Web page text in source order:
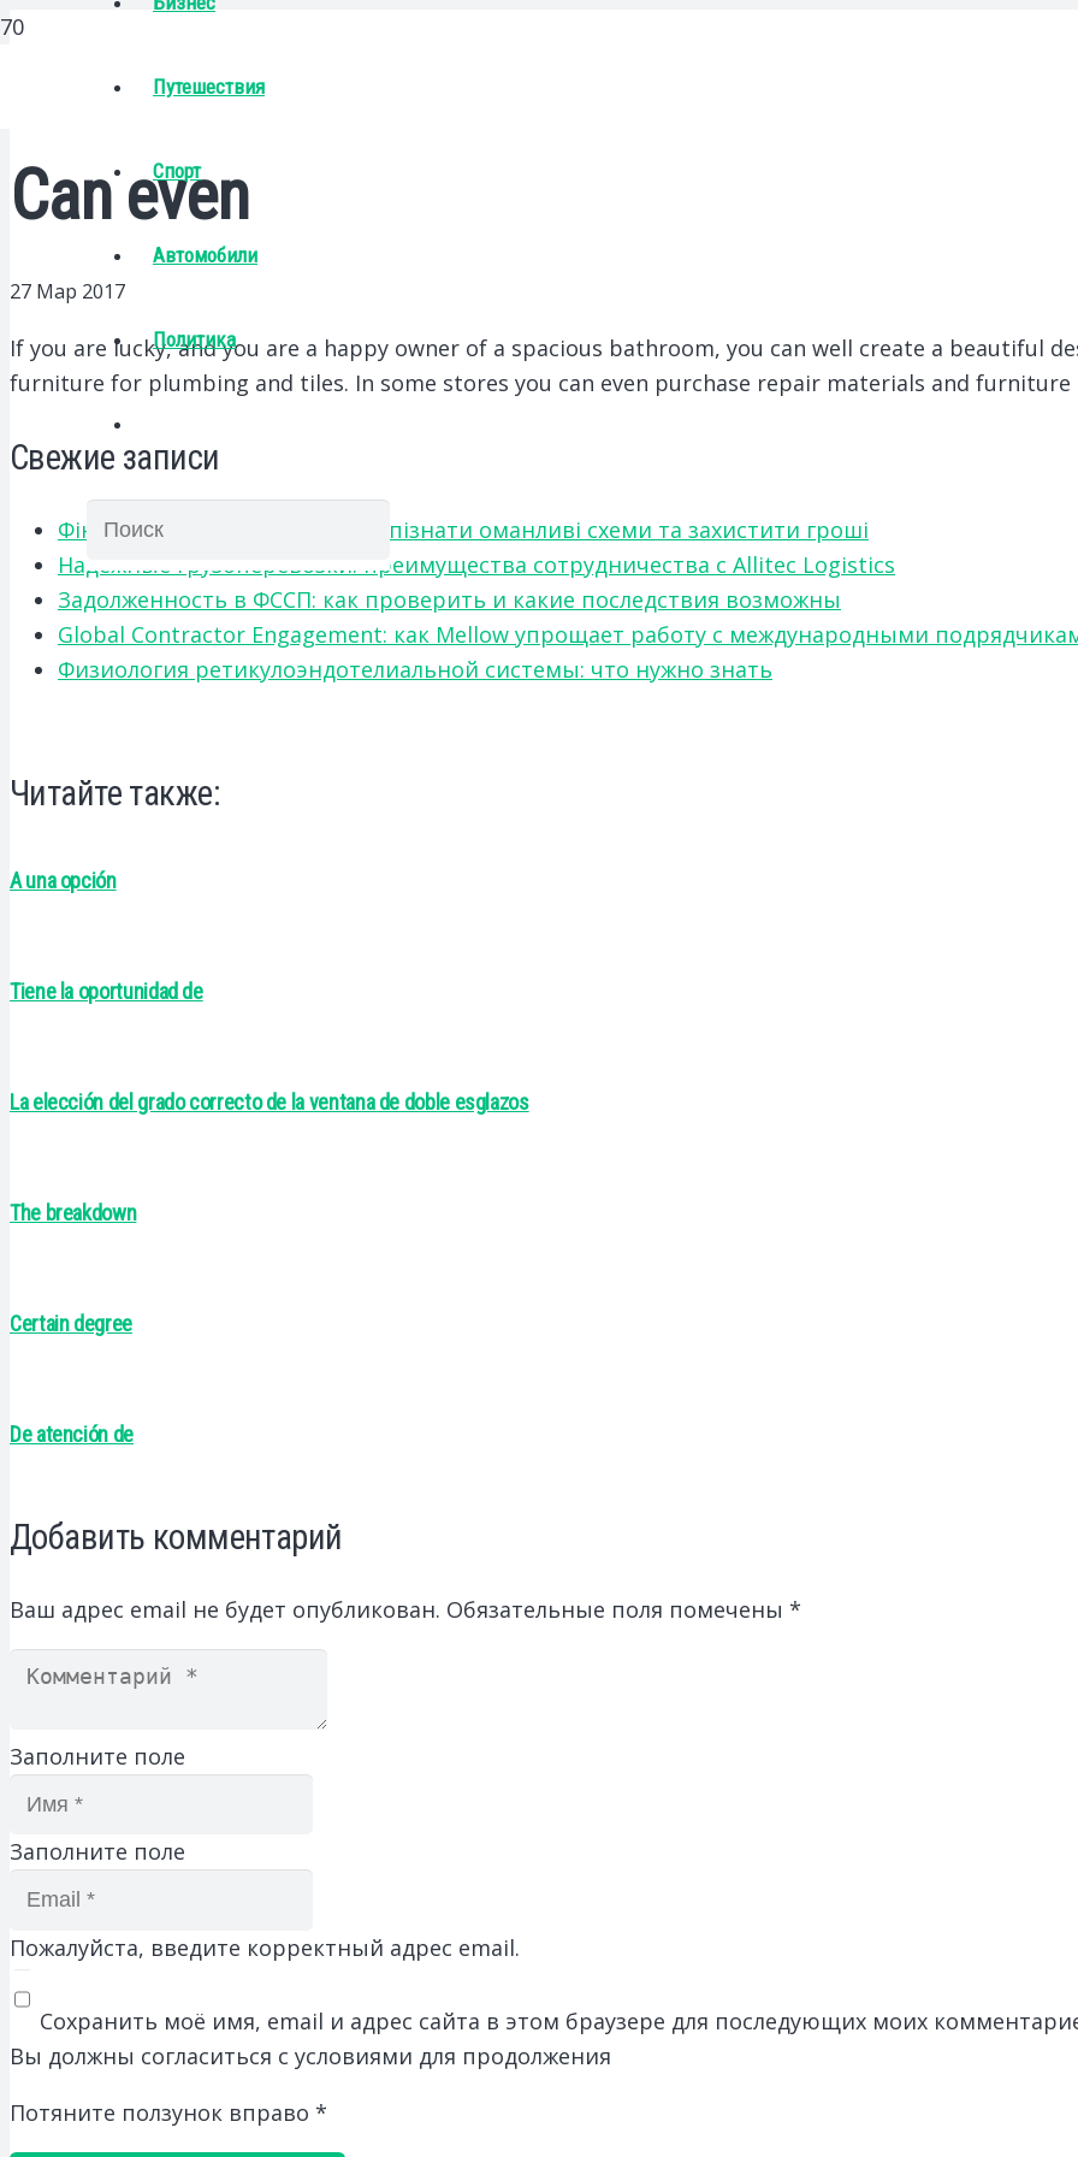
Путешествия
Спорт
Автомобили
Политика
Can even
27 Мар 2017
If you are lucky, and you are a happy owner of a spacious bathroom, you can well create a beautiful
furniture for plumbing and tiles. In some stores you can even purchase repair materials and
Свежие записи
Фінансове шахрайство: як розпізнати оманливі схеми та захистити гроші
Надежные грузоперевозки: преимущества сотрудничества с Allitec Logistics
Задолженность в ФССП: как проверить и какие последствия возможны
Global Contractor Engagement: как Mellow упрощает работу с международными
Физиология ретикулоэндотелиальной системы: что нужно знать
Читайте также:
A una opción
Tiene la oportunidad de
La elección del grado correcto de la ventana de doble esglazos
The breakdown
Certain degree
De atención de
Добавить комментарий
Ваш адрес email не будет опубликован. Обязательные поля помечены *
Заполните поле
Заполните поле
Пожалуйста, введите корректный адрес email.
Сохранить моё имя, email и адрес сайта в этом браузере для последующих моих
Вы должны согласиться с условиями для продолжения
Потяните ползунок вправо *